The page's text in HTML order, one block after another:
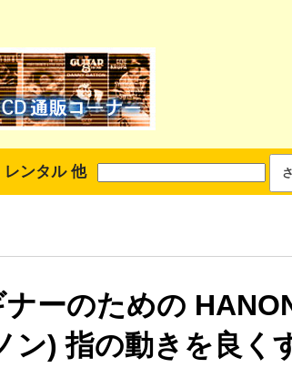
レンタル 他
ナーのための
ン) 指の動きを良く